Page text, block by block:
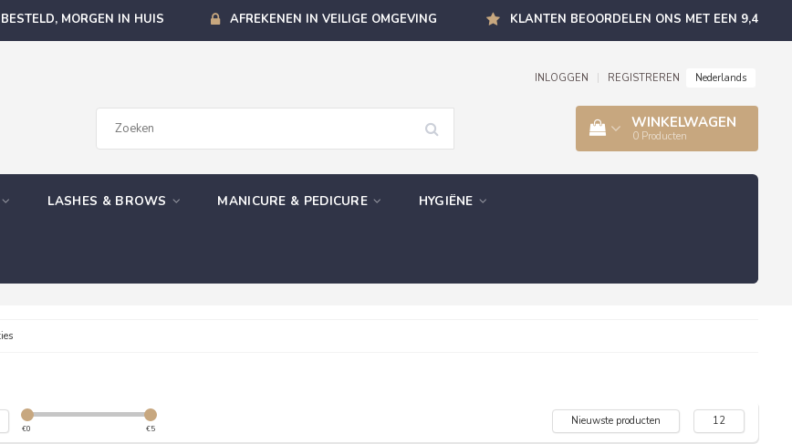
MORGEN IN HUIS AFREKENEN IN VEILIGE OMGEVING KLANTEN BEOORDELEN ONS MET EEN 9,4
INLOGGEN REGISTREREN Nederlands
WINKELWAGEN
0 Producten
LASHES & BROWS MANICURE & PEDICURE HYGIËNE
€0 €5
Nieuwste producten 12